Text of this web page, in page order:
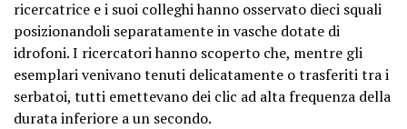
ricercatrice e i suoi colleghi hanno osservato dieci squali
posizionandoli separatamente in vasche dotate di
idrofoni. I ricercatori hanno scoperto che, mentre gli
esemplari venivano tenuti delicatamente o trasferiti tra i
serbatoi, tutti emettevano dei clic ad alta frequenza della
durata inferiore a un secondo.